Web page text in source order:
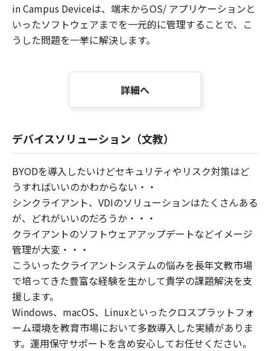
in Campus Deviceは、端末からOS/ アプリケーションと
いったソフトウェアまでを一元的に管理することで、こ
うした問題を一挙に解決します。
詳細へ
デバイスソリューション（文教）
BYODを導入したいけどセキュリティやリスク対策はど
うすればいいのかわからない・・
シンクライアント、VDIのソリューションはたくさんある
が、どれがいいのだろうか・・・
クライアントのソフトウェアアップデートなどイメージ
管理が大変・・・
こういったクライアントシステムの悩みを長年文教市場
で培ってきた豊富な経験を生かして貴学の課題解決を支
援します。
Windows、macOS、Linuxといったクロスプラットフォ
ーム環境を教育市場において多数導入した実績がありま
す。運用保守サポートを含め安心してお任せください。